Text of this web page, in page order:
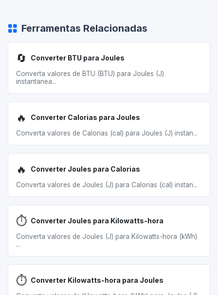
Ferramentas Relacionadas
🔄 Converter BTU para Joules
Converta valores de BTU (BTU) para Joules (J)
instantanea...
🔥 Converter Calorias para Joules
Converta valores de Calorias (cal) para Joules (J) instan...
🔥 Converter Joules para Calorias
Converta valores de Joules (J) para Calorias (cal) instan...
⏱️ Converter Joules para Kilowatts-hora
Converta valores de Joules (J) para Kilowatts-hora (kWh)
...
⏱️ Converter Kilowatts-hora para Joules